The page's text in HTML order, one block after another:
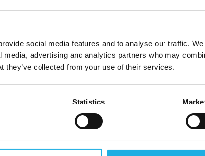
social media features and to analyse our traffic.
advertising and analytics partners who may
they’ve collected from your use of their services.
Statistics
kanskje er det
du må ha nok forståelse til å
IT-leverandører.
servicerapporter
Senior
+47 481